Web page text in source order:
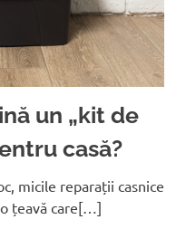
un „kit de
casă?
micile reparații casnice
țeavă care[…]